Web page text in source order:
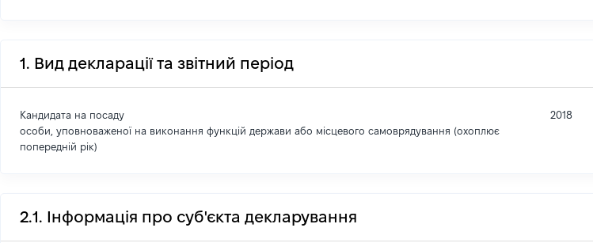
1. Вид декларації та звітний період
Кандидата на посаду
особи, уповноваженої на виконання функцій держави або місцевого самоврядування (охоплює
попередній рік)
2018
2.1. Інформація про суб'єкта декларування